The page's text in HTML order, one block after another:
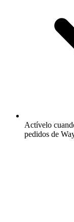
Actívelo
pedidos de